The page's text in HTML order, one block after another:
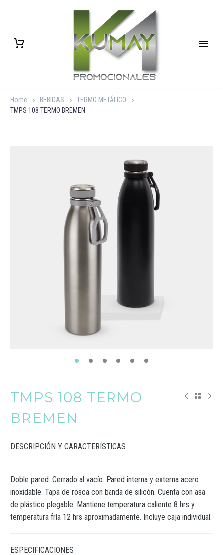
Home BEBIDAS
TERMO METÁLICO
TMPS 108 TERMO BREMEN
TMPS 108 TERMO
BREMEN
DESCRIPCIÓN Y CARACTERÍSTICAS
Doble pared. Cerrado al vacío. Pared interna y externa acero
inoxidable. Tapa de rosca con banda de silicón. Cuenta con asa
de plástico plegable. Mantiene temperatura caliente 8 hrs y
temperatura fría 12 hrs aproximadamente. Incluye caja individual.
ESPECIFICACIONES